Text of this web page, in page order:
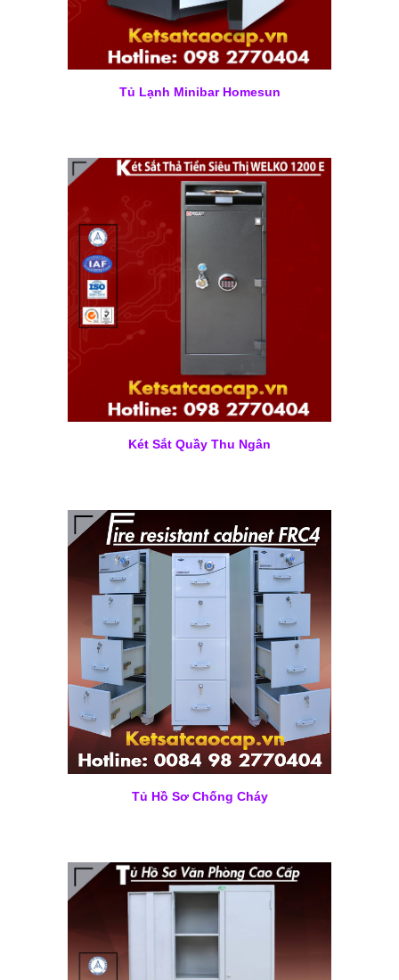
Tủ Lạnh Minibar Homesun
Két Sắt Quầy Thu Ngân
Tủ Hồ Sơ Chống Cháy